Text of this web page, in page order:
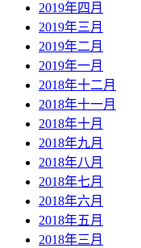
2019年四月
2019年三月
2019年二月
2019年一月
2018年十二月
2018年十一月
2018年十月
2018年九月
2018年八月
2018年七月
2018年六月
2018年五月
2018年三月